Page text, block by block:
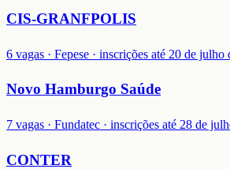
CIS-GRANFPOLIS
6 vagas · Fepese · inscrições até 20 de julho
Novo Hamburgo Saúde
7 vagas · Fundatec · inscrições até 28 de
CONTER